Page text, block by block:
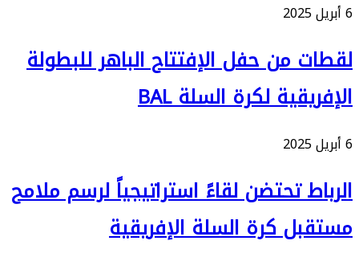
6 أبريل 2025
لقطات من حفل الإفتتاح الباهر للبطولة
الإفريقية لكرة السلة BAL
6 أبريل 2025
الرباط تحتضن لقاءً استراتيجياً لرسم ملامح
مستقبل كرة السلة الإفريقية